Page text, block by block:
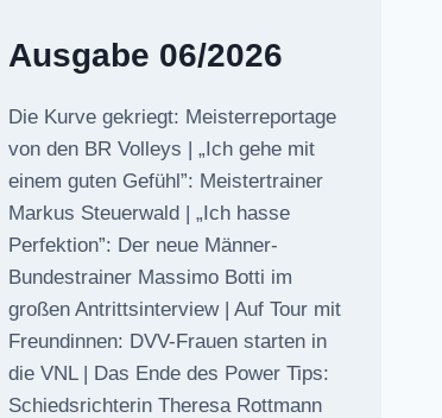
Ausgabe 06/2026
Die Kurve gekriegt: Meisterreportage
von den BR Volleys | „Ich gehe mit
einem guten Gefühl”: Meistertrainer
Markus Steuerwald | „Ich hasse
Perfektion”: Der neue Männer-
Bundestrainer Massimo Botti im
großen Antrittsinterview | Auf Tour mit
Freundinnen: DVV-Frauen starten in
die VNL | Das Ende des Power Tips:
Schiedsrichterin Theresa Rottmann